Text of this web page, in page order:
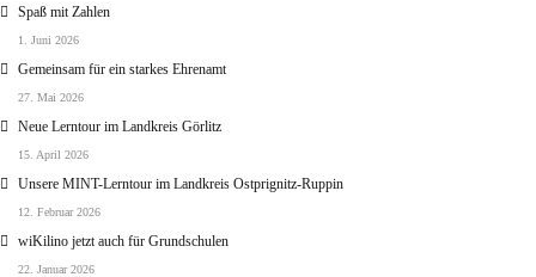
Spaß mit Zahlen
1. Juni 2026
Gemeinsam für ein starkes Ehrenamt
27. Mai 2026
Neue Lerntour im Landkreis Görlitz
15. April 2026
Unsere MINT-Lerntour im Landkreis Ostprignitz-Ruppin
12. Februar 2026
wiKilino jetzt auch für Grundschulen
22. Januar 2026